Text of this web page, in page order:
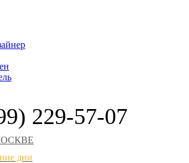
229-57-07
дни